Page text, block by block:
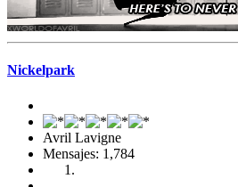
Nickelpark
Avril Lavigne
Mensajes: 1,784